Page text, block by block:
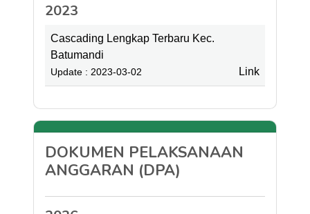
2023
Cascading Lengkap Terbaru Kec.
Batumandi
Update : 2023-03-02 Link
DOKUMEN PELAKSANAAN
ANGGARAN (DPA)